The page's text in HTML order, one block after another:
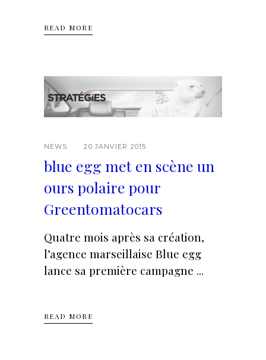
READ MORE
NEWS 20 JANVIER 2015
blue egg met en scène un
ours polaire pour
Greentomatocars
Quatre mois après sa création,
l’agence marseillaise Blue egg
lance sa première campagne
READ MORE